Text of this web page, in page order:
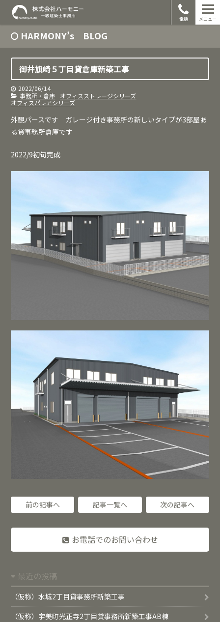
電話 メニュー
HARMONY’s BLOG
御井旗崎５丁目貸倉庫新築工事
2022/06/14
事務所・倉庫
オフィスストレージシリーズ
オフィスパレアシリーズ
外観パースです ガレージ付き事務所の新しいタイプが3部屋あ
る貸事務所倉庫です
2022/9初旬完成
前の記事へ 記事一覧へ 次の記事へ
お電話でのお問い合わせ
最近の投稿
（仮称）水城2丁目貸事務所新築工事
（仮称）宇美町光正寺2丁目貸事務所新築工事AB棟